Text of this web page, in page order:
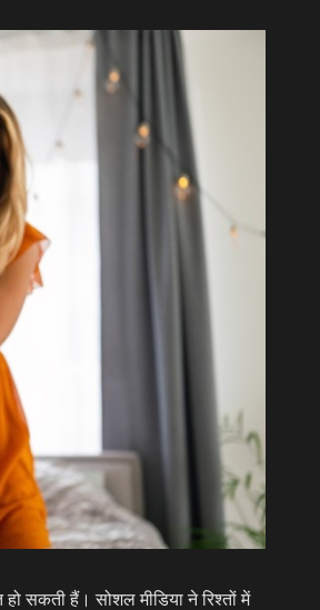
सकती हैं। सोशल मीडिया ने रिश्तों में